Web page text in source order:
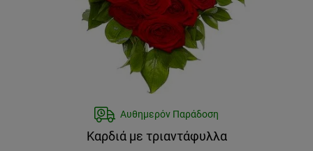
Αυθημερόν Παράδοση
Καρδιά με τριαντάφυλλα